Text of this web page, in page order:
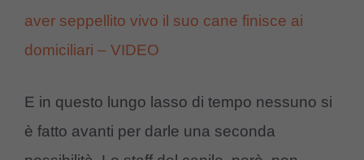
aver seppellito vivo il suo cane finisce ai
domiciliari – VIDEO
E in questo lungo lasso di tempo nessuno si
è fatto avanti per darle una seconda